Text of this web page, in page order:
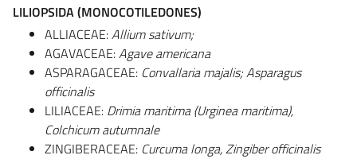
LILIOPSIDA (MONOCOTILEDONES)
ALLIACEAE:Allium sativum;
AGAVACEAE:Agave americana
ASPARAGACEAE: Convallaria majalis; Asparagus
officinalis
LILIACEAE: Drimia maritima (Urginea maritima),
Colchicum autumnale
ZINGIBERACEAE: Curcuma longa, Zingiber officinalis